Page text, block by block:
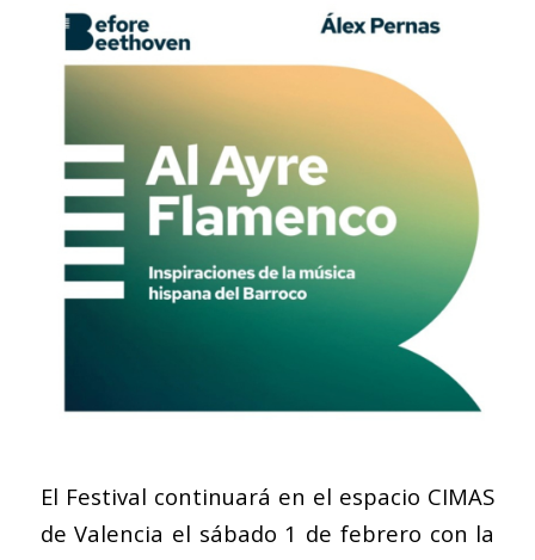
El Festival continuará en el espacio CIMAS
de Valencia el sábado 1 de febrero con la